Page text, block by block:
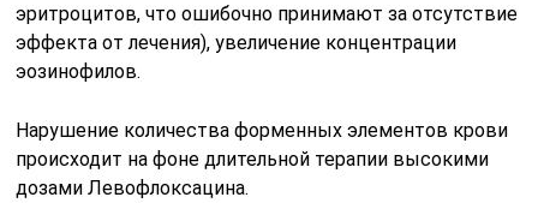
эритроцитов, что ошибочно принимают за отсутствие
эффекта от лечения), увеличение концентрации
эозинофилов.
Нарушение количества форменных элементов крови
происходит на фоне длительной терапии высокими
дозами Левофлоксацина.